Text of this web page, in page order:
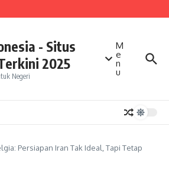
dengan Angka Stunting Tinggi
Tegaskan Tidak Ada Laporan Polisi dari
terhadap Betrand Peto
- Situs
2025
Negeri
M
e
n
u
Persiapan Iran Tak Ideal, Tapi Tetap